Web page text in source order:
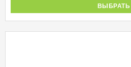
ВЫБРАТЬ